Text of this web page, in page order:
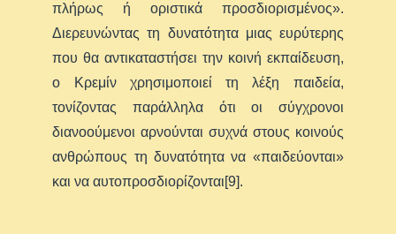
πλήρως ή οριστικά προσδιορισμένος».
Διερευνώντας τη δυνατότητα μιας ευρύτερης
που θα αντικαταστήσει την κοινή εκπαίδευση,
ο Κρεμίν χρησιμοποιεί τη λέξη παιδεία,
τονίζοντας παράλληλα ότι οι σύγχρονοι
διανοούμενοι αρνούνται συχνά στους κοινούς
ανθρώπους τη δυνατότητα να «παιδεύονται»
και να αυτοπροσδιορίζονται[9].